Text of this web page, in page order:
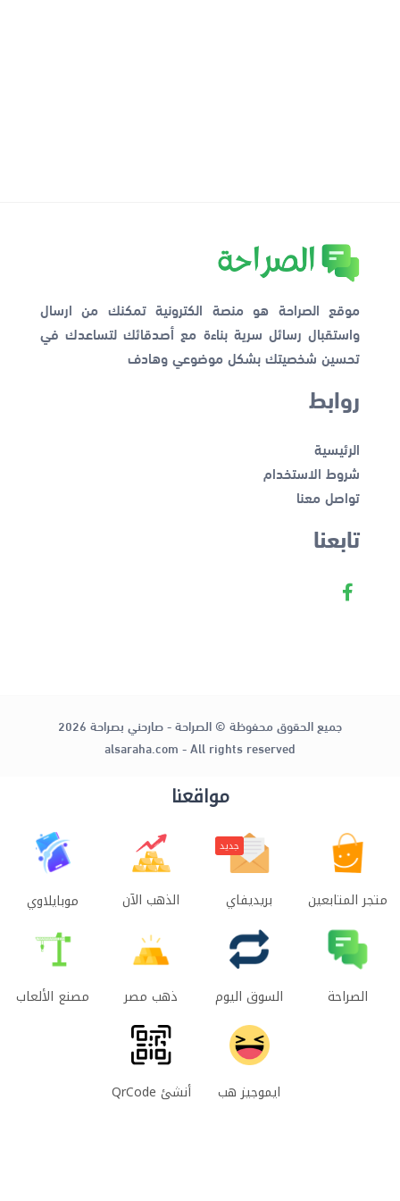
موقع الصراحة هو منصة الكترونية تمكنك من ارسال
واستقبال رسائل سرية بناءة مع أصدقائك لتساعدك في
تحسين شخصيتك بشكل موضوعي وهادف
روابط
الرئيسية
شروط الاستخدام
تواصل معنا
تابعنا
جميع الحقوق محفوظة © الصراحة - صارحني بصراحة 2026
alsaraha.com - All rights reserved